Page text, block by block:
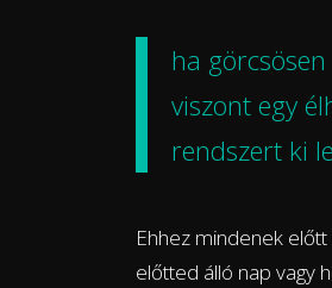
ha
viszont egy
rendszert ki
Ehhez mindenek
előtted álló nap vagy